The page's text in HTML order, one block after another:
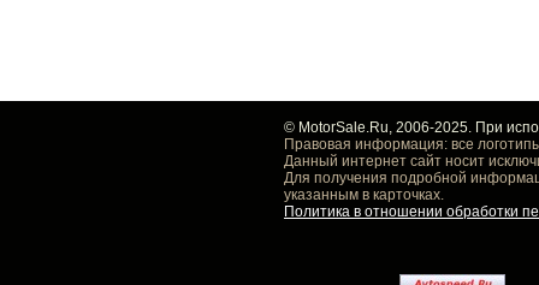
© MotorSale.Ru, 2006-2025. При
Правовая информация: все
Данный интернет сайт носит
Для получения подробной
указанным в карточках.
Политика в отношении обработки